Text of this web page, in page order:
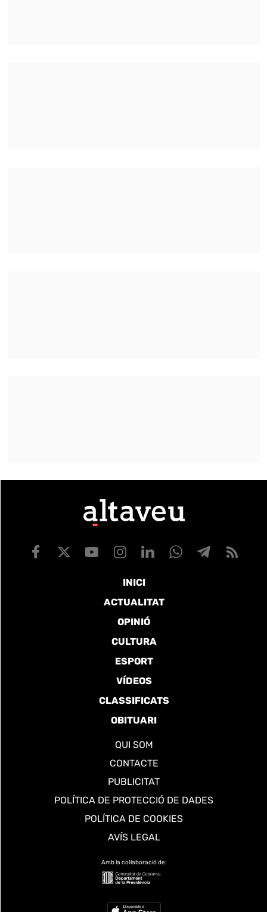
INICI
ACTUALITAT
OPINIÓ
CULTURA
ESPORT
VÍDEOS
CLASSIFICATS
OBITUARI
QUI SOM
CONTACTE
PUBLICITAT
POLÍTICA DE PROTECCIÓ DE DADES
POLÍTICA DE COOKIES
AVÍS LEGAL
Amb la col·laboració de: